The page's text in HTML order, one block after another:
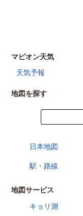
マピオン天気
天気予報
地図を探す
日本地図
駅・路線
地図サービス
キョリ測